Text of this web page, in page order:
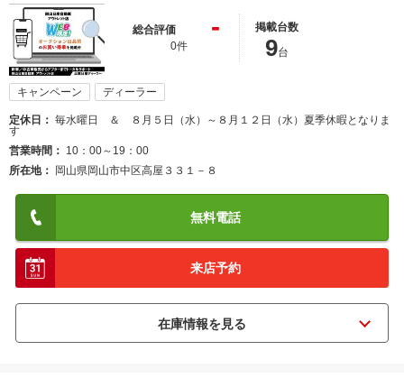
総合評価 -
0件
掲載台数
9台
キャンペーン ディーラー
定休日
毎水曜日 ＆ ８月５日（水）～８月１２日（水）夏季休暇となりま
す
営業時間
10：00～19：00
所在地
岡山県岡山市中区高屋３３１－８
無料電話
来店予約